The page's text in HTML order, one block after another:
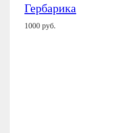
Гербарика
1000 руб.